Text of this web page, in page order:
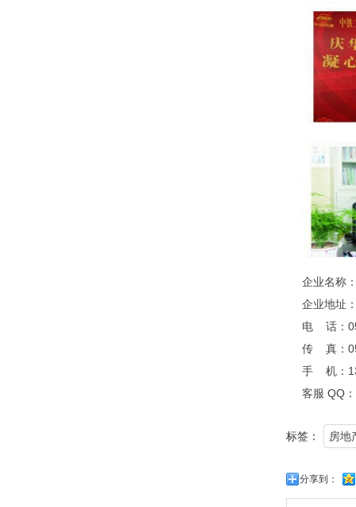
企业名称
企业地址
电 话：
传 真：
手 机：
客服 QQ
标签： 房地
分享到：